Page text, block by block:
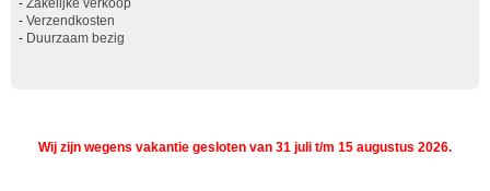
- Zakelijke verkoop
- Verzendkosten
- Duurzaam bezig
Wij zijn wegens vakantie gesloten van 31 juli t/m 15 augustus 2026.